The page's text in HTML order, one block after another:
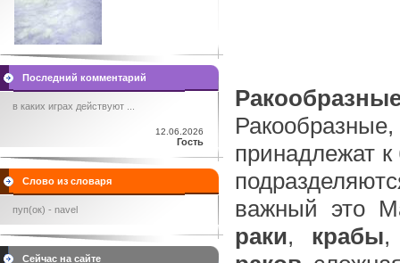
Последний комментарий
в каких играх действуют ...
12.06.2026
Гость
Слово из словаря
пуп(ок) - navel
Сейчас на сайте
принадлежат
важный это
раки, крабы,